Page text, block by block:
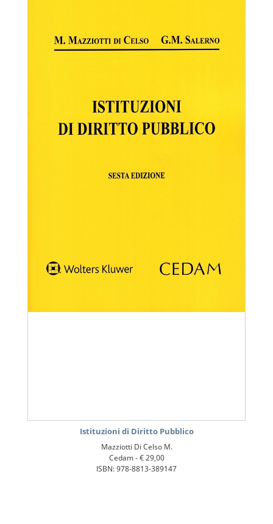
Istituzioni di Diritto Pubblico
Mazziotti Di Celso M.
Cedam -€ 29,00
ISBN: 978-8813-389147